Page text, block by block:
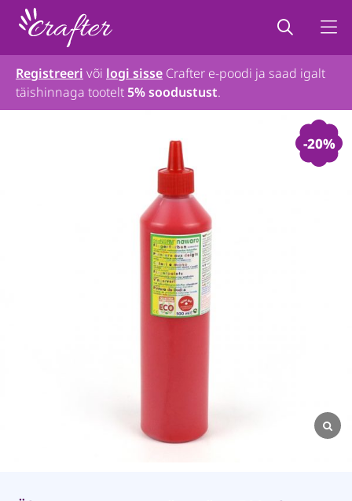
Registreeri või logi sisse Crafter e-poodi ja saad igalt
täishinnaga tootelt5% soodustust.
-20%